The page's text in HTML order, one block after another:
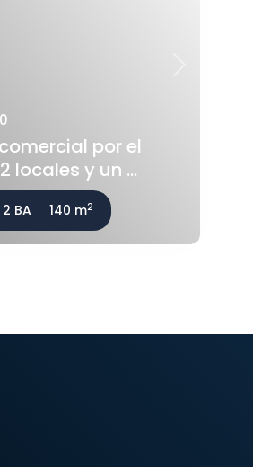
por el
locales y un ...
2 BA 140 m2